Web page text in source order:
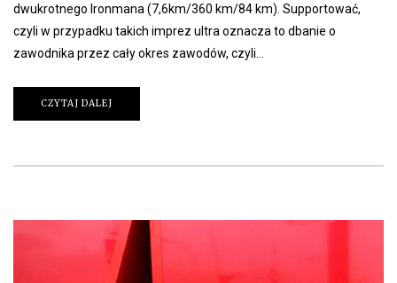
dwukrotnego Ironmana (7,6km/360 km/84 km). Supportować,
czyli w przypadku takich imprez ultra oznacza to dbanie o
zawodnika przez cały okres zawodów, czyli…
CZYTAJ DALEJ